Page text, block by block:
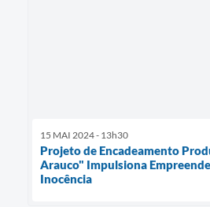
15 MAI 2024 - 13h30
Projeto de Encadeamento
Arauco" Impulsiona
Inocência